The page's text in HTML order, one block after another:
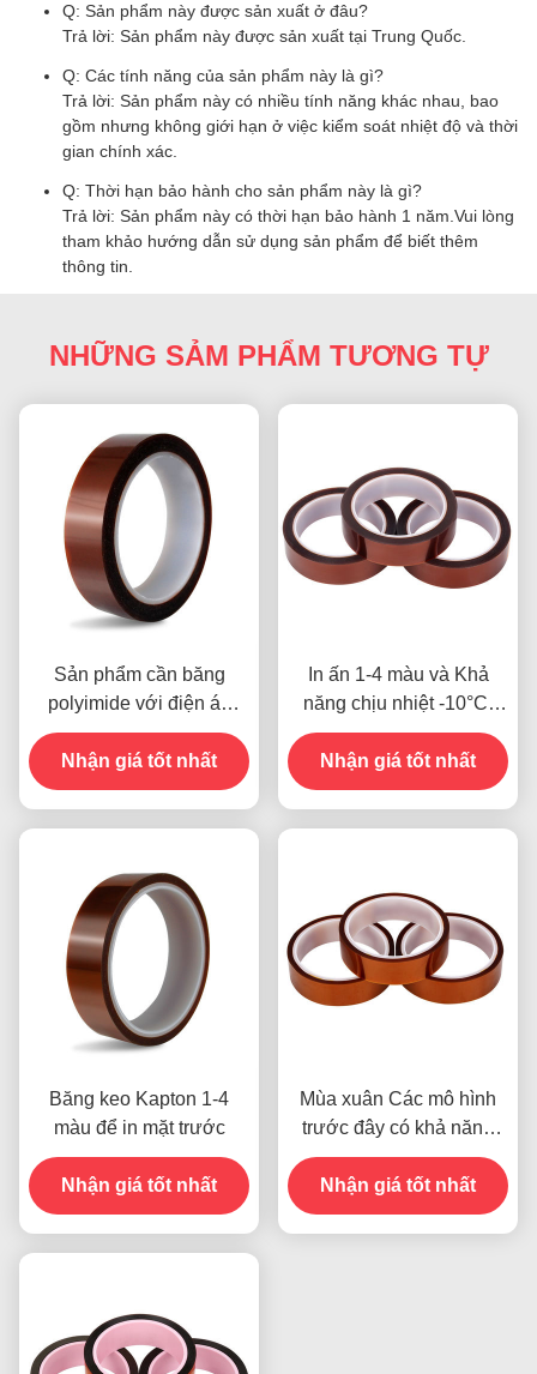
Q: Sản phẩm này được sản xuất ở đâu?
Trả lời: Sản phẩm này được sản xuất tại Trung Quốc.
Q: Các tính năng của sản phẩm này là gì?
Trả lời: Sản phẩm này có nhiều tính năng khác nhau, bao
gồm nhưng không giới hạn ở việc kiểm soát nhiệt độ và thời
gian chính xác.
Q: Thời hạn bảo hành cho sản phẩm này là gì?
Trả lời: Sản phẩm này có thời hạn bảo hành 1 năm.Vui lòng
tham khảo hướng dẫn sử dụng sản phẩm để biết thêm
thông tin.
NHỮNG SẢM PHẨM TƯƠNG TỰ
Sản phẩm cần băng
polyimide với điện áp
kháng 1000V
Nhận giá tốt nhất
In ấn 1-4 màu và Khả
năng chịu nhiệt -10°C-
80°C Phương thức thanh
toán thẻ tín dụng cho các
mẫu trước đây
Nhận giá tốt nhất
Băng keo Kapton 1-4
màu để in mặt trước
Nhận giá tốt nhất
Mùa xuân Các mô hình
trước đây có khả năng
chống ẩm và độ bền 2.5N
/ 25mm
Nhận giá tốt nhất